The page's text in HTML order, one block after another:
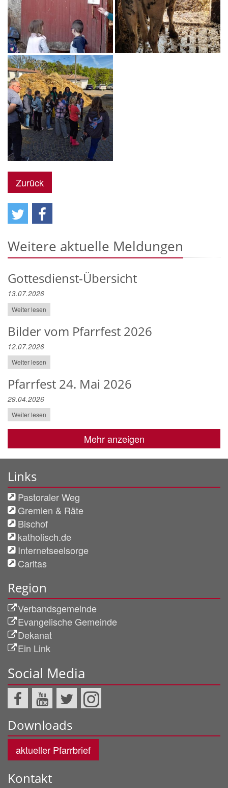
Zurück
Weitere aktuelle Meldungen
Gottesdienst-Übersicht
13.07.2026
Weiter lesen
Bilder vom Pfarrfest 2026
12.07.2026
Weiter lesen
Pfarrfest 24. Mai 2026
29.04.2026
Weiter lesen
Mehr anzeigen
Links
Pastoraler Weg
Gremien & Räte
Bischof
katholisch.de
Internetseelsorge
Caritas
Region
Verbandsgemeinde
Evangelische Gemeinde
Dekanat
Ein Link
Social Media
Downloads
aktueller Pfarrbrief
Kontakt